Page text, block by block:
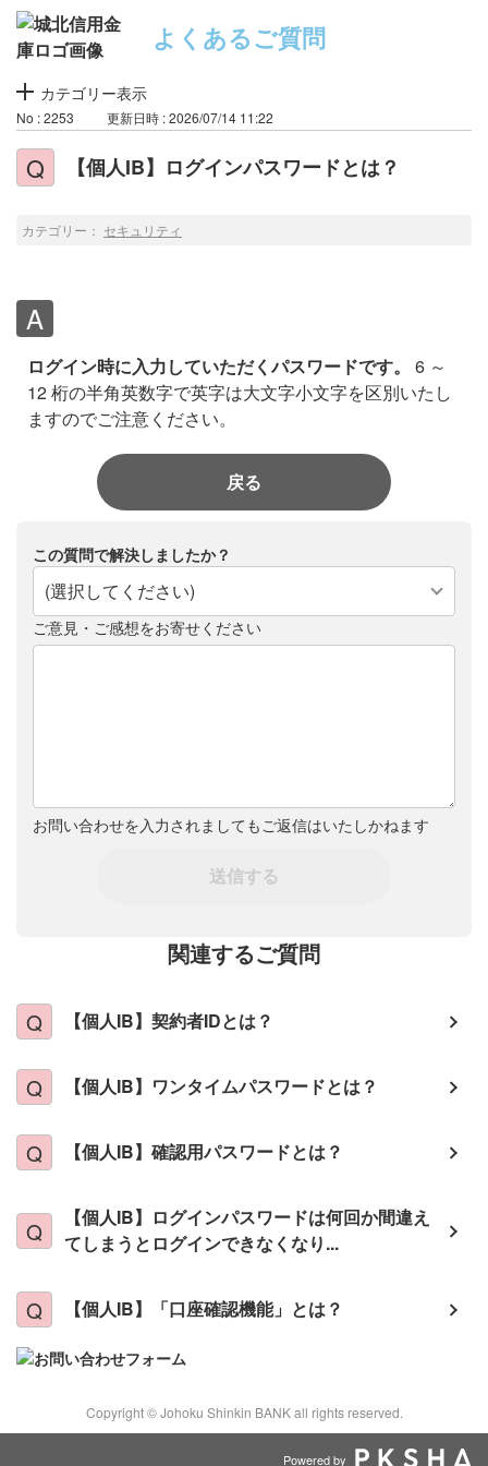
よくあるご質問
カテゴリー表示
No : 2253 更新日時 : 2026/07/14 11:22
【個人IB】ログインパスワードとは？
カテゴリー： セキュリティ
ログイン時に入力していただくパスワードです。
6 ～
12 桁の半角英数字で英字は大文字小文字を区別いたし
ますのでご注意ください。
戻る
この質問で解決しましたか？
(選択してください)
ご意見・ご感想をお寄せください
お問い合わせを入力されましてもご返信はいたしかねます
送信する
関連するご質問
【個人IB】契約者IDとは？
【個人IB】ワンタイムパスワードとは？
【個人IB】確認用パスワードとは？
【個人IB】ログインパスワードは何回か間違え
てしまうとログインできなくなり...
【個人IB】「口座確認機能」とは？
Copyright © Johoku Shinkin BANK all rights reserved.
Powered by